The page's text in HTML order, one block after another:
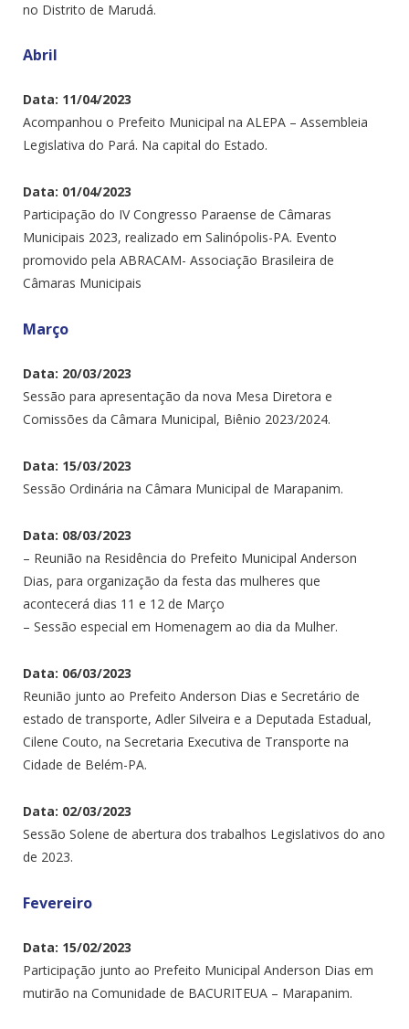
no Distrito de Marudá.
Abril
Data: 11/04/2023
Acompanhou o Prefeito Municipal na ALEPA – Assembleia
Legislativa do Pará. Na capital do Estado.
Data: 01/04/2023
Participação do IV Congresso Paraense de Câmaras
Municipais 2023, realizado em Salinópolis-PA. Evento
promovido pela ABRACAM- Associação Brasileira de
Câmaras Municipais
Março
Data: 20/03/2023
Sessão para apresentação da nova Mesa Diretora e
Comissões da Câmara Municipal, Biênio 2023/2024.
Data: 15/03/2023
Sessão Ordinária na Câmara Municipal de Marapanim.
Data: 08/03/2023
– Reunião na Residência do Prefeito Municipal Anderson
Dias, para organização da festa das mulheres que
acontecerá dias 11 e 12 de Março
– Sessão especial em Homenagem ao dia da Mulher.
Data: 06/03/2023
Reunião junto ao Prefeito Anderson Dias e Secretário de
estado de transporte, Adler Silveira e a Deputada Estadual,
Cilene Couto, na Secretaria Executiva de Transporte na
Cidade de Belém-PA.
Data: 02/03/2023
Sessão Solene de abertura dos trabalhos Legislativos do ano
de 2023.
Fevereiro
Data: 15/02/2023
Participação junto ao Prefeito Municipal Anderson Dias em
mutirão na Comunidade de BACURITEUA – Marapanim.